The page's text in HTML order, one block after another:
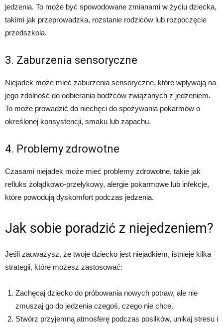
jedzenia. To może być spowodowane zmianami w życiu dziecka,
takimi jak przeprowadzka, rozstanie rodziców lub rozpoczęcie
przedszkola.
3. Zaburzenia sensoryczne
Niejadek może mieć zaburzenia sensoryczne, które wpływają na
jego zdolność do odbierania bodźców związanych z jedzeniem.
To może prowadzić do niechęci do spożywania pokarmów o
określonej konsystencji, smaku lub zapachu.
4. Problemy zdrowotne
Czasami niejadek może mieć problemy zdrowotne, takie jak
refluks żołądkowo-przełykowy, alergie pokarmowe lub infekcje,
które powodują dyskomfort podczas jedzenia.
Jak sobie poradzić z niejedzeniem?
Jeśli zauważysz, że twoje dziecko jest niejadkiem, istnieje kilka
strategii, które możesz zastosować:
Zachęcaj dziecko do próbowania nowych potraw, ale nie
zmuszaj go do jedzenia czegoś, czego nie chce.
Stwórz przyjemną atmosferę podczas posiłków, unikaj stresu i